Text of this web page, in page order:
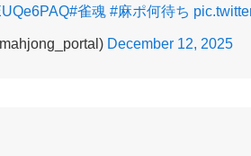
#雀魂 #麻ポ何待ち
December 12, 2025